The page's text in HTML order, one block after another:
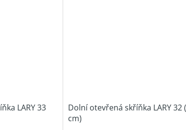
LARY 33
Dolní otevřená skříňka LARY 32
cm)